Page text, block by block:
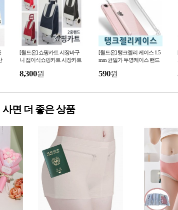
[월드온] 쇼핑카트 시장바구
니 접이식쇼핑카트 시장카트
스트라이프 땡땡이 라
8,300원
[월드온] 탱크젤리 케이스 1.5
mm 균일가 투명케이스 핸드
폰17 S25E S25 A17
590원
사면 더 좋은 상품